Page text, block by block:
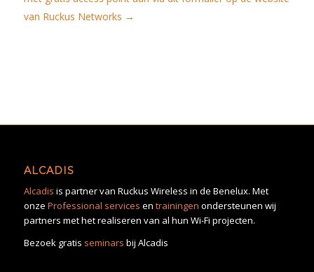
van Ruckus Networks →
ALCADIS
Alcadis is partner van Ruckus Wireless in de Benelux. Met
onze Professional services en trainingen ondersteunen wij
partners met het realiseren van al hun Wi-Fi projecten.
Bezoek gratis seminars bij Alcadis